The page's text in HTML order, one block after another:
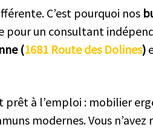
C’est pourquoi nos
pour un consultant
(1681 Route des Dolines)
prêt à l’emploi : mobilier
modernes. Vous